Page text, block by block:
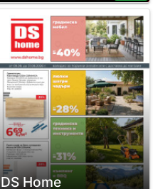
DS Home